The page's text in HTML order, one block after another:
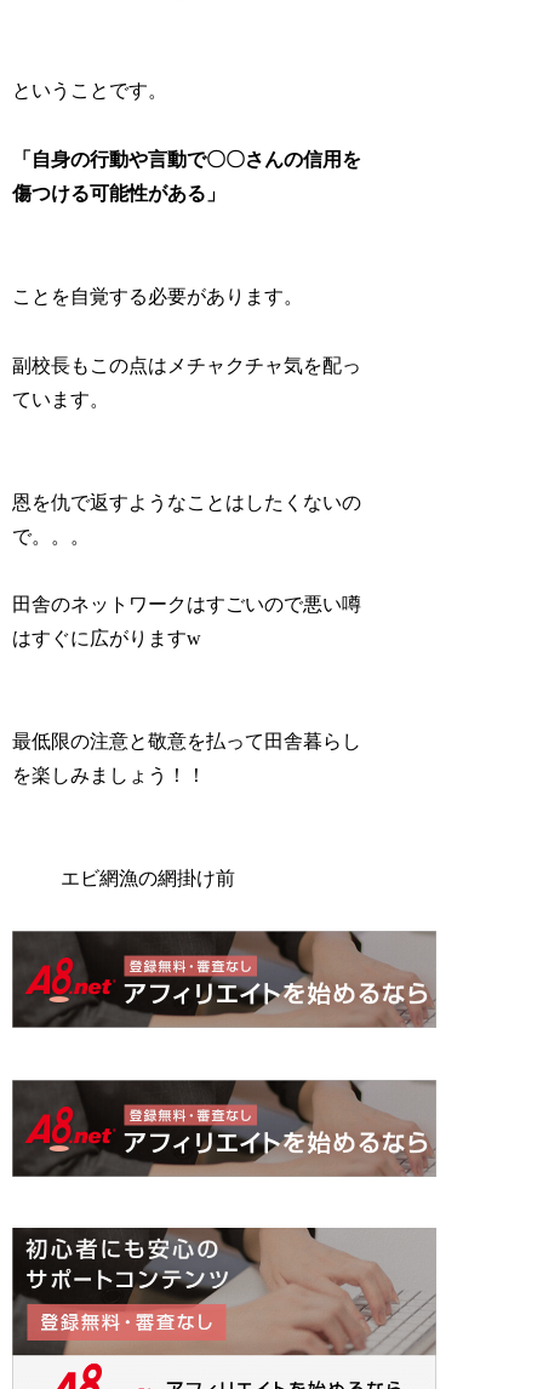
ということです。
「自身の行動や言動で〇〇さんの信用を
傷つける可能性がある」
ことを自覚する必要があります。
副校長もこの点はメチャクチャ気を配っ
ています。
恩を仇で返すようなことはしたくないの
で。。。
田舎のネットワークはすごいので悪い噂
はすぐに広がりますw
最低限の注意と敬意を払って田舎暮らし
を楽しみましょう！！
エビ網漁の網掛け前